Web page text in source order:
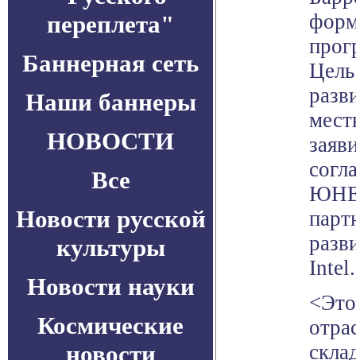
переплета"
Баннерная сеть
Наши баннеры
НОВОСТИ
Все
Новости русской
культуры
Новости науки
Космические
новости
Intel.